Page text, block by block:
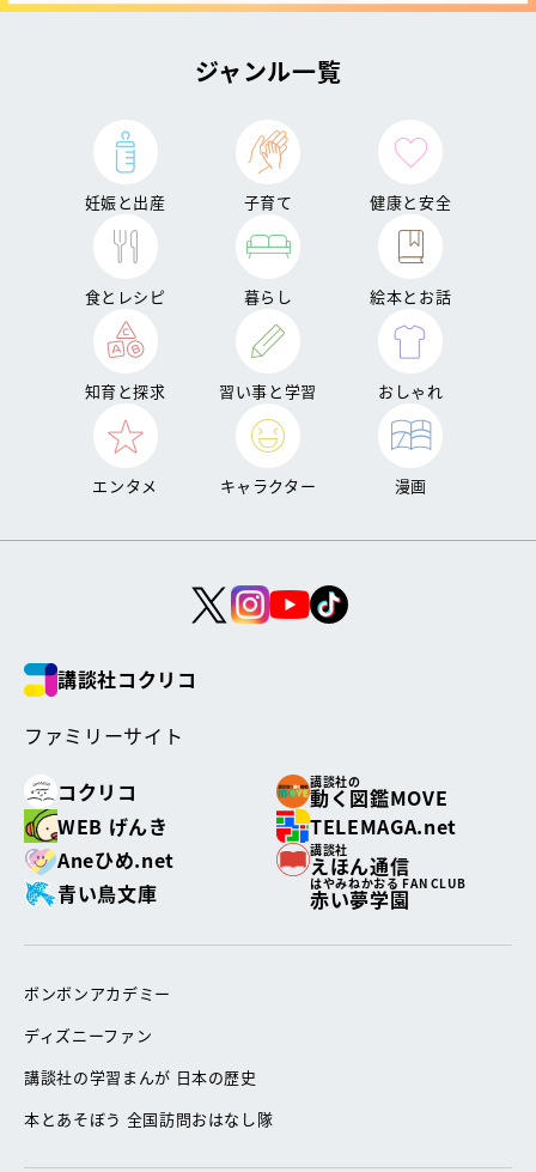
ジャンル一覧
妊娠と出産 子育て 健康と安全
食とレシピ 暮らし 絵本とお話
知育と探求 習い事と学習 おしゃれ
エンタメ キャラクター 漫画
講談社コクリコ
ファミリーサイト
コクリコ
講談社の
動く図鑑MOVE
WEB げんき
TELEMAGA.net
Aneひめ.net
講談社
えほん通信
青い鳥文庫
はやみねかおる FAN CLUB
赤い夢学園
ボンボンアカデミー
ディズニーファン
講談社の学習まんが 日本の歴史
本とあそぼう 全国訪問おはなし隊